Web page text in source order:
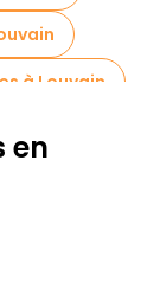
à Louvain
Markt
en